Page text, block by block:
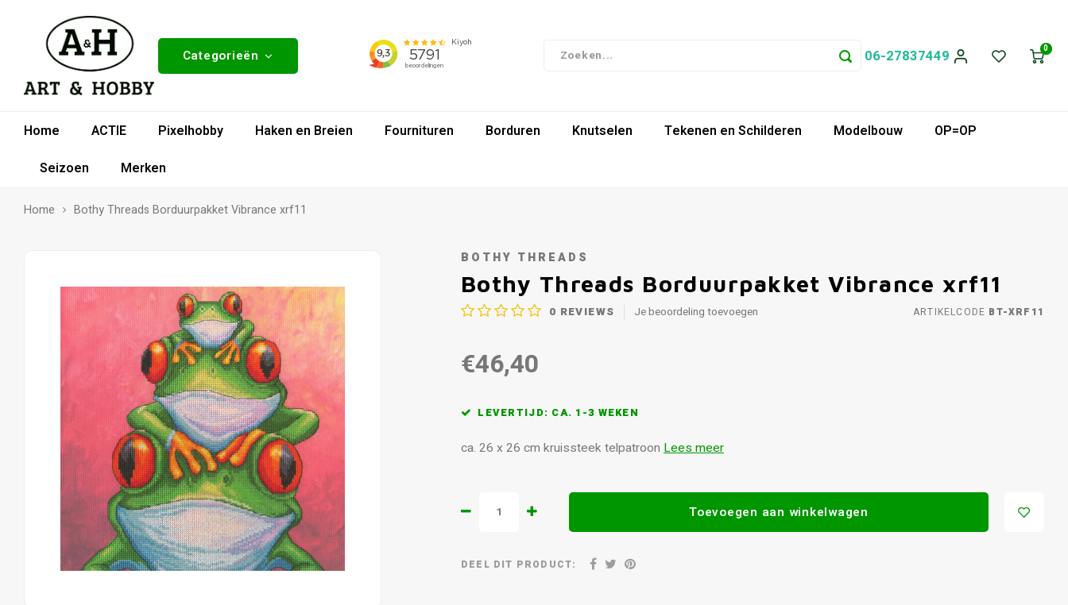
Categorieën 06-27837449 0
Home ACTIE Pixelhobby Haken en Breien Fournituren Borduren Knutselen Tekenen en Schilderen Modelbouw
OP=OP
Seizoen
Merken
Home Bothy Threads Borduurpakket Vibrance xrf11
BOTHY THREADS
Bothy Threads Borduurpakket Vibrance xrf11
0 REVIEWS Je beoordeling toevoegen ARTIKELCODE BT-XRF11
€46,40
LEVERTIJD: CA. 1-3 WEKEN
ca. 26 x 26 cm kruissteek telpatroon Lees meer
Toevoegen aan winkelwagen
DEEL DIT PRODUCT: